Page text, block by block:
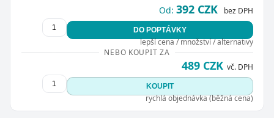
Od: 392 CZK bez DPH
DO POPTÁVKY
lepší cena / množství / alternativy
NEBO KOUPIT ZA
489 CZK vč. DPH
KOUPIT
rychlá objednávka (běžná cena)